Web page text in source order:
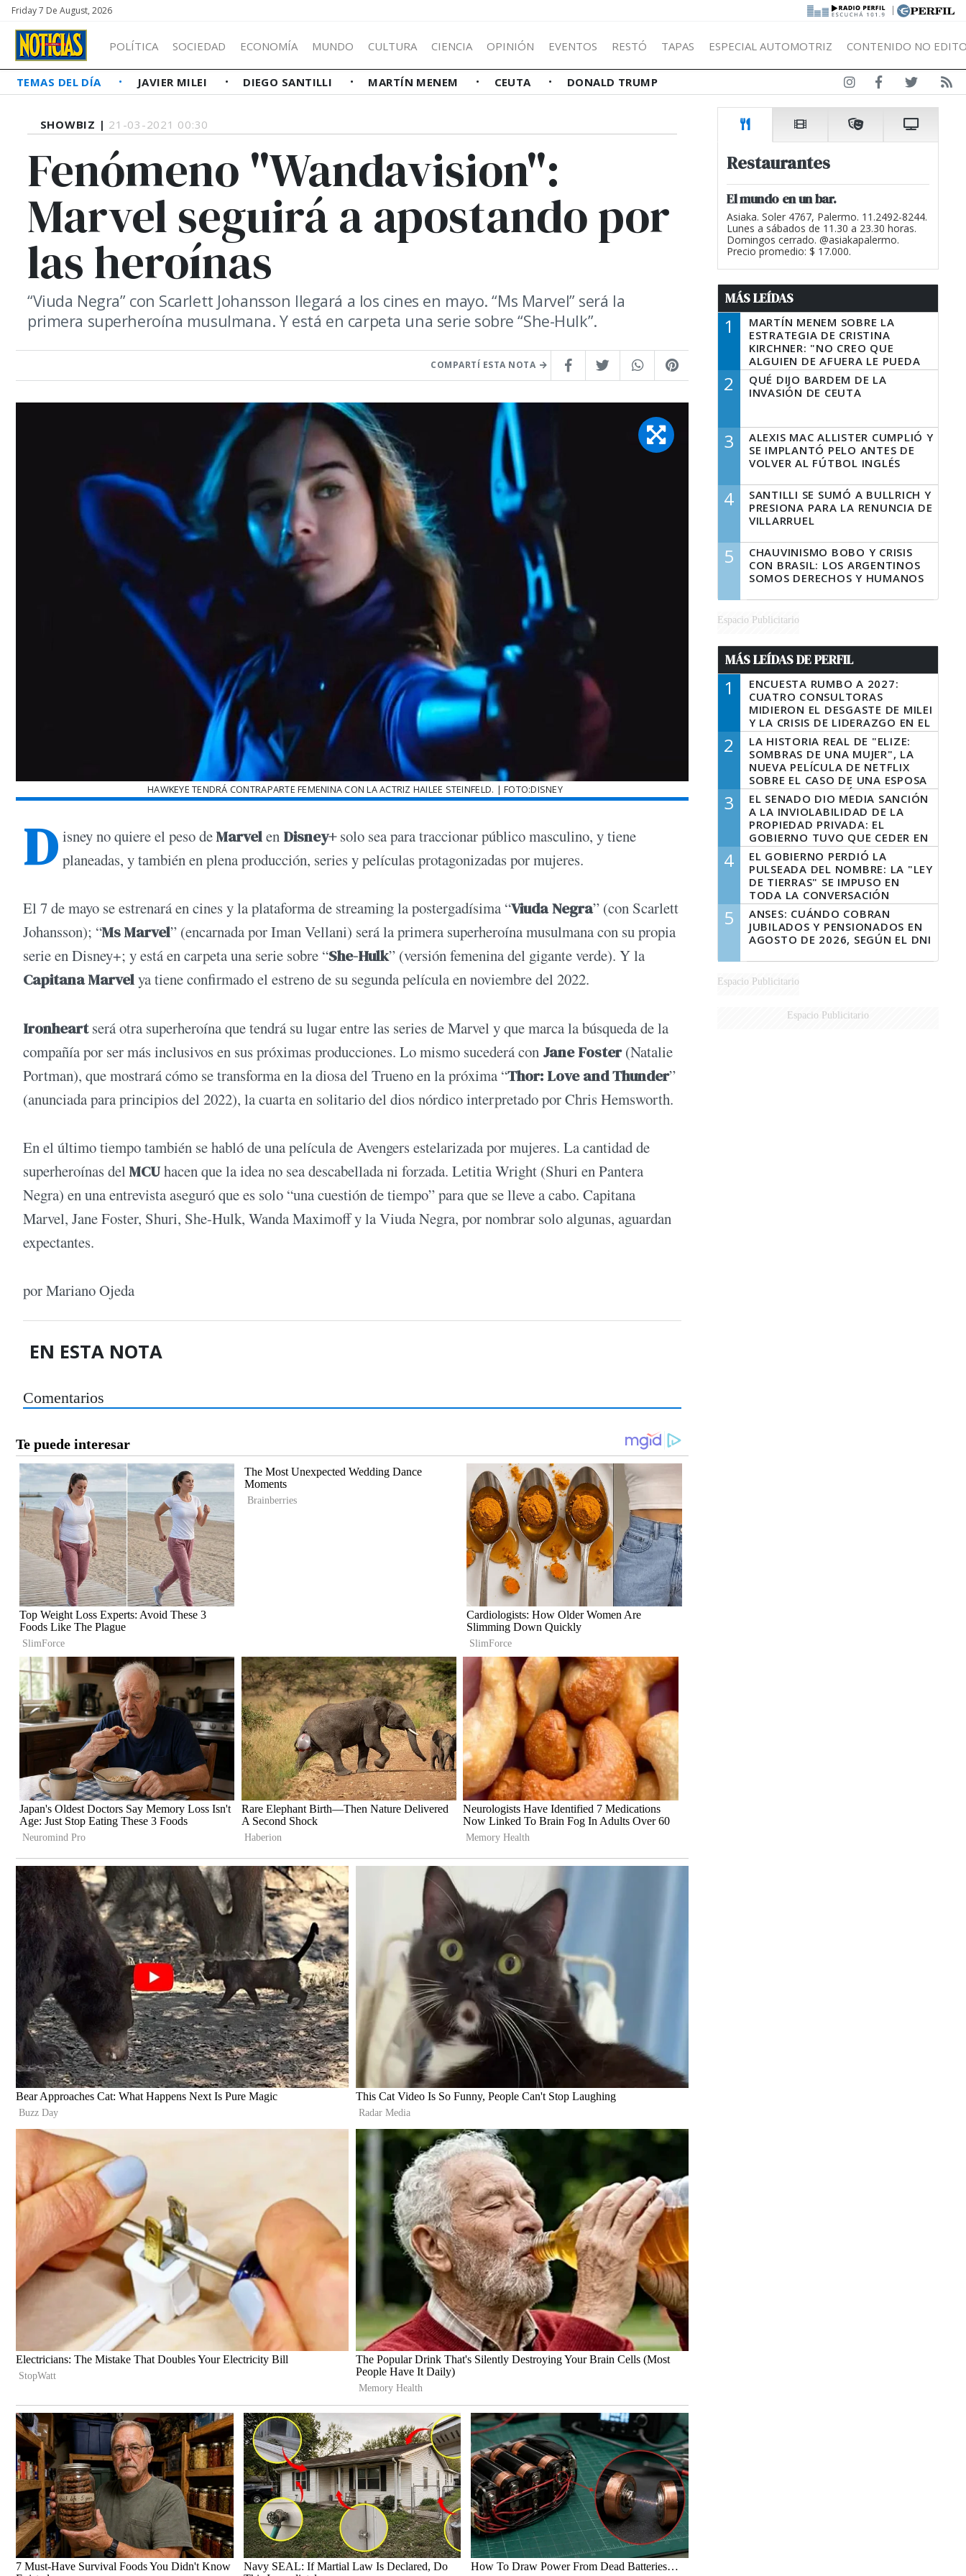
Friday 7 De August, 2026 |
POLÍTICA SOCIEDAD ECONOMÍA MUNDO CULTURA CIENCIA OPINIÓN EVENTOS RESTÓ TAPAS ESPECIAL AUTOMOTRIZ CONTENIDO NO
TEMAS DEL DÍA JAVIER MILEI DIEGO SANTILLI MARTÍN MENEM CEUTA DONALD TRUMP
SHOWBIZ | 21-03-2021 00:30
Fenómeno "Wandavision":
Marvel seguirá a apostando por
las heroínas
“Viuda Negra” con Scarlett Johansson llegará a los cines en mayo. “Ms Marvel” será la
primera superheroína musulmana. Y está en carpeta una serie sobre “She-Hulk”.
COMPARTÍ ESTA NOTA
HAWKEYE TENDRÁ CONTRAPARTE FEMENINA CON LA ACTRIZ HAILEE STEINFELD. | FOTO:DISNEY
D isney no quiere el peso deMarvelen Disney+solo sea para traccionar público masculino, y tiene
planeadas, y también en plena producción, series y películas protagonizadas por mujeres.
El 7 de mayo se estrenará en cines y la plataforma de streaming la postergadísima “Viuda Negra” (con Scarlett
Johansson); “Ms Marvel” (encarnada por Iman Vellani) será la primera superheroína musulmana con su propia
serie en Disney+; y está en carpeta una serie sobre “She-Hulk” (versión femenina del gigante verde). Y la
Capitana Marvelya tiene confirmado el estreno de su segunda película en noviembre del 2022.
Ironheartserá otra superheroína que tendrá su lugar entre las series de Marvel y que marca la búsqueda de la
compañía por ser más inclusivos en sus próximas producciones. Lo mismo sucederá con Jane Foster(Natalie
Portman), que mostrará cómo se transforma en la diosa del Trueno en la próxima “Thor: Love and Thunder”
(anunciada para principios del 2022), la cuarta en solitario del dios nórdico interpretado por Chris Hemsworth.
En el último tiempo también se habló de una película de Avengers estelarizada por mujeres. La cantidad de
superheroínas del MCUhacen que la idea no sea descabellada ni forzada. Letitia Wright (Shuri en Pantera
Negra) en una entrevista aseguró que es solo “una cuestión de tiempo” para que se lleve a cabo. Capitana
Marvel, Jane Foster, Shuri, She-Hulk, Wanda Maximoff y la Viuda Negra, por nombrar solo algunas, aguardan
expectantes.
por Mariano Ojeda
EN ESTA NOTA
Comentarios
Restaurantes
El mundo en un bar.
Asiaka. Soler 4767, Palermo. 11.2492-8244.
Lunes a sábados de 11.30 a 23.30 horas.
Domingos cerrado. @asiakapalermo.
Precio promedio: $ 17.000.
MÁS LEÍDAS
1
MARTÍN MENEM SOBRE LA
ESTRATEGIA DE CRISTINA
KIRCHNER: "NO CREO QUE
ALGUIEN DE AFUERA LE PUEDA
DECIR A LA JUSTICIA LO QUE
TIENE QUE HACER"
2
QUÉ DIJO BARDEM DE LA
INVASIÓN DE CEUTA
3
ALEXIS MAC ALLISTER CUMPLIÓ Y
SE IMPLANTÓ PELO ANTES DE
VOLVER AL FÚTBOL INGLÉS
4
SANTILLI SE SUMÓ A BULLRICH Y
PRESIONA PARA LA RENUNCIA DE
VILLARRUEL
5
CHAUVINISMO BOBO Y CRISIS
CON BRASIL: LOS ARGENTINOS
SOMOS DERECHOS Y HUMANOS
Espacio Publicitario
MÁS LEÍDAS DE PERFIL
1
ENCUESTA RUMBO A 2027:
CUATRO CONSULTORAS
MIDIERON EL DESGASTE DE MILEI
Y LA CRISIS DE LIDERAZGO EN EL
PERONISMO
2
LA HISTORIA REAL DE "ELIZE:
SOMBRAS DE UNA MUJER", LA
NUEVA PELÍCULA DE NETFLIX
SOBRE EL CASO DE UNA ESPOSA
QUE DESCUARTIZÓ A SU
MARIDO
3
EL SENADO DIO MEDIA SANCIÓN
A LA INVIOLABILIDAD DE LA
PROPIEDAD PRIVADA: EL
GOBIERNO TUVO QUE CEDER EN
LA LEY DEL MANEJO DEL FUEGO
4
EL GOBIERNO PERDIÓ LA
PULSEADA DEL NOMBRE: LA "LEY
DE TIERRAS" SE IMPUSO EN
TODA LA CONVERSACIÓN
DIGITAL
5
ANSES: CUÁNDO COBRAN
JUBILADOS Y PENSIONADOS EN
AGOSTO DE 2026, SEGÚN EL DNI
Espacio Publicitario
Espacio Publicitario